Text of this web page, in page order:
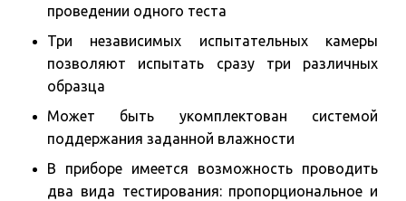
проведении одного теста
Три независимых испытательных камеры
позволяют испытать сразу три различных
образца
Может быть укомплектован системой
поддержания заданной влажности
В приборе имеется возможность проводить
два вида тестирования: пропорциональное и